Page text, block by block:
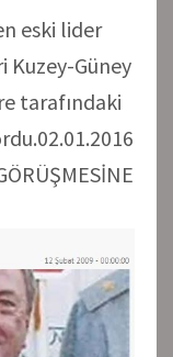
eski lider
Kuzey-Güney
tarafındaki